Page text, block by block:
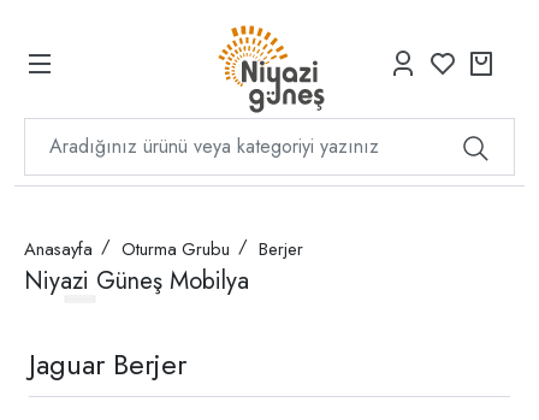
Anasayfa Oturma Grubu Berjer
Niyazi Güneş Mobilya
Jaguar Berjer